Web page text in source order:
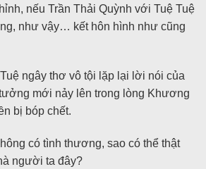
nếu Trần Thải Quỳnh với Tuệ Tuệ
như vậy… kết hôn hình như cũng
ngây thơ vô tội lặp lại lời nói của
mới nảy lên trong lòng Khương
bị bóp chết.
có tình thương, sao có thể thật
người ta đây?